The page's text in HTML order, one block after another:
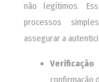
não legítimos.
processos
assegurar a
confirmação